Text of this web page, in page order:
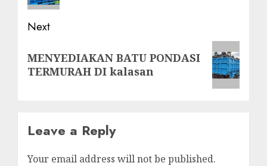
Next
post:
MENYEDIAKAN BATU PONDASI
TERMURAH DI kalasan
Leave a Reply
Your email address will not be published.